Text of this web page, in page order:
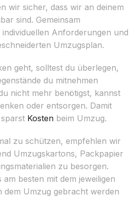
wir sicher, dass wir an deinem
sind. Gemeinsam
Anforderungen und
Umzugsplan.
geht, solltest du überlegen,
du mitnehmen
nicht mehr benötigst, kannst
oder entsorgen. Damit
Kosten beim Umzug.
zu schützen, empfehlen wir
Umzugskartons, Packpapier
zu besorgen.
besten mit dem jeweiligen
dem Umzug gebracht werden